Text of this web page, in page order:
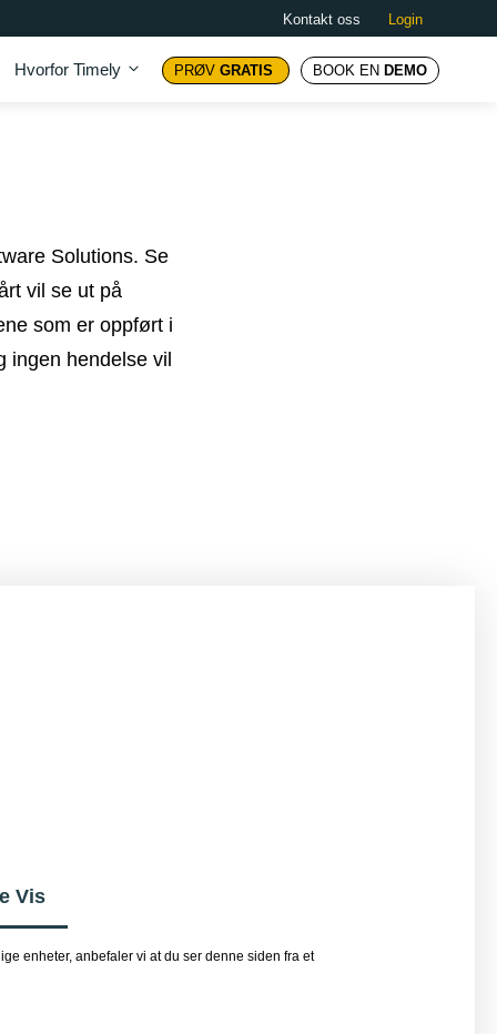
Kontakt oss Login
Hvorfor Timely PRØV GRATIS BOOK EN DEMO
Solutions. Se
vil se ut på
som er oppført i
ingen hendelse vil
Vis
enheter, anbefaler vi at du ser denne siden fra et